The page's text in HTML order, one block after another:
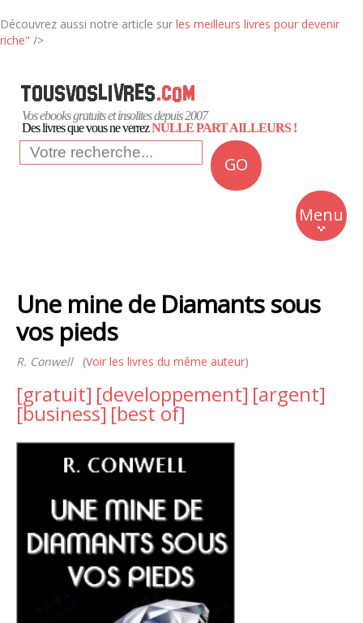
Découvrez aussi notre article sur les meilleurs livres pour devenir
riche" />
Vos ebooks gratuits et insolites depuis 2007
Des livres que vous ne verrezNULLE PART AILLEURS !
GO
Menu
Insolite
Business
Culture
Une mine de Diamants sous
vos pieds
R. Conwell(Voir les livres du même auteur)
[gratuit] [developpement] [argent]
[business] [best of]